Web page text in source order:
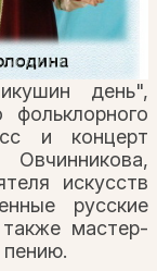
день",
фольклорного
и концерт
искусств
русские
мастер-
пению.